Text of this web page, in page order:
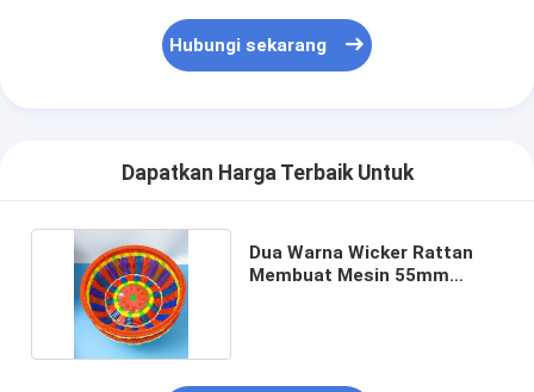
Hubungi sekarang
Dapatkan Harga Terbaik Untuk
Dua Warna Wicker Rattan
Membuat Mesin 55mm